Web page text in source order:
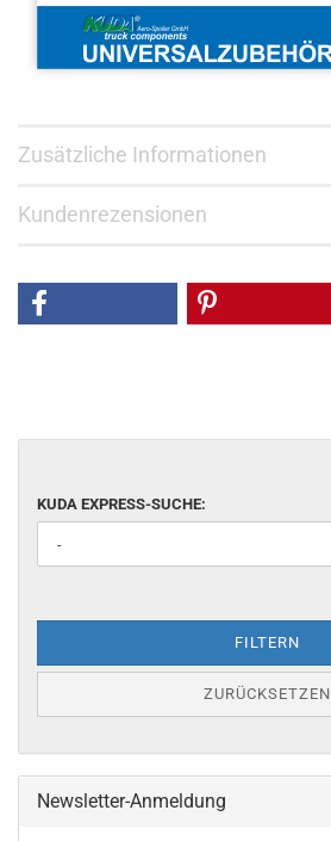
Zusätzliche Informationen
Kundenrezensionen
KUDA EXPRESS-SUCHE:
FILTERN
ZURÜCKSETZEN
Newsletter-Anmeldung